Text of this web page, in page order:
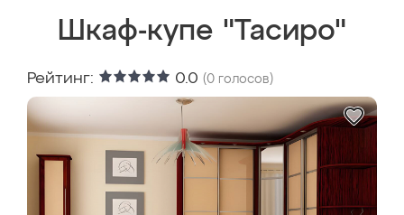
Шкаф-купе "Тасиро"
Рейтинг: 0.0 (0 голосов)